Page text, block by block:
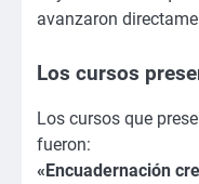
avanzaron
Los cursos
Los cursos que
fueron:
«Encuadernación